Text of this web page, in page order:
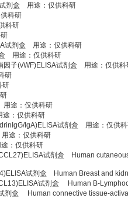
剂盒 用途：仅供科研
科研
科研
试剂盒 用途：仅供科研
用途：仅供科研
因子(vWF)ELISA试剂盒 用途：仅供科
研
研
途：仅供科研
：仅供科研
IgA)ELISA试剂盒 用途：仅供
途：仅供科研
：仅供科研
试剂盒 Human
试剂盒 Human Breast and
试剂盒 Human B-
剂盒 Human connective tissue-